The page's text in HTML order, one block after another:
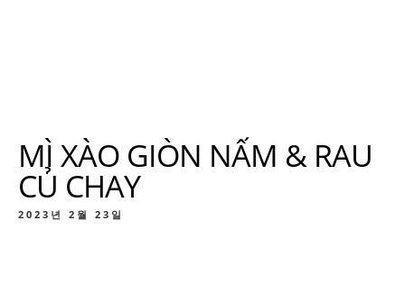
MÌ XÀO GIÒN NẤM & RAU
CỦ CHAY
2023년 2월 23일